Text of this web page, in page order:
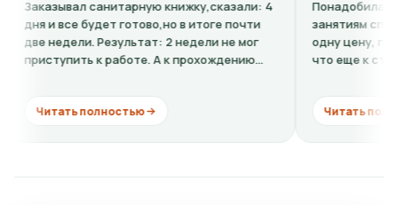
санитарную книжку,сказали: 4
будет готово,но в итоге почти
Результат: 2 недели не мог
к работе. А к прохождению
полностью
Понадобилась ребенку
занятиям спортом. По
одну цену, по факту в
что еще к стоимости
Читать полностью